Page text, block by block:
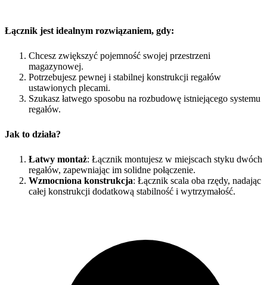
Łącznik jest idealnym rozwiązaniem, gdy:
Chcesz zwiększyć pojemność swojej przestrzeni
magazynowej.
Potrzebujesz pewnej i stabilnej konstrukcji regałów
ustawionych plecami.
Szukasz łatwego sposobu na rozbudowę istniejącego systemu
regałów.
Jak to działa?
Łatwy montaż: Łącznik montujesz w miejscach styku dwóch
regałów, zapewniając im solidne połączenie.
Wzmocniona konstrukcja: Łącznik scala oba rzędy, nadając
całej konstrukcji dodatkową stabilność i wytrzymałość.